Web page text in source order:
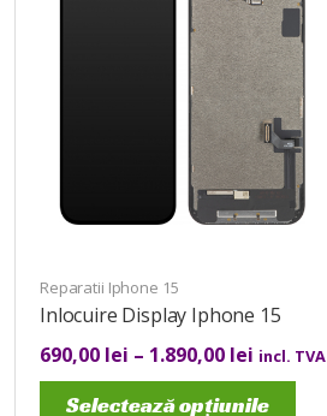
Reparatii Iphone 15
Inlocuire Display Iphone 15
690,00 lei – 1.890,00 lei incl. TVA
Selectează opțiunile